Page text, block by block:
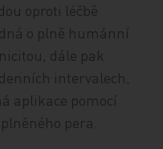
oproti léčbě
o plně humánní
dále pak
intervalech,
aplikace pomocí
pera.